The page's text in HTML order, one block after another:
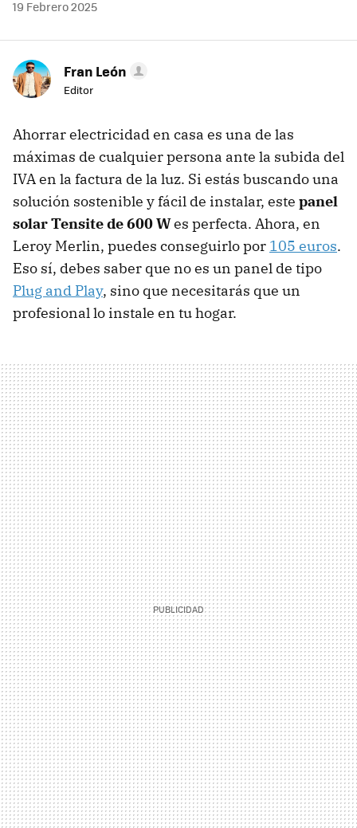
19 Febrero 2025
Fran León
Editor
Ahorrar electricidad en casa es una de las
máximas de cualquier persona ante la subida del
IVA en la factura de la luz. Si estás buscando una
solución sostenible y fácil de instalar, este panel
solar Tensite de 600 Wes perfecta. Ahora, en
Leroy Merlin, puedes conseguirlo por 105 euros.
Eso sí, debes saber que no es un panel de tipo
Plug and Play, sino que necesitarás que un
profesional lo instale en tu hogar.